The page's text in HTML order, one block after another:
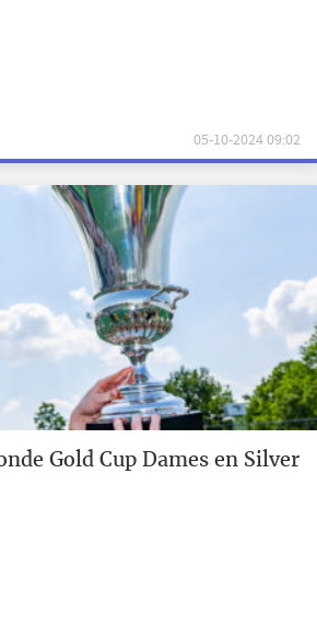
05-10-2024 09:02
Gold Cup Dames en Silver